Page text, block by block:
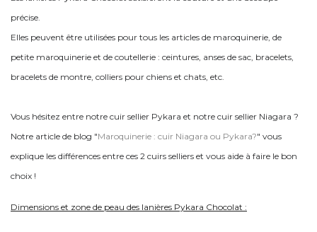
précise.
Elles peuvent être utilisées pour tous les articles de maroquinerie, de
petite maroquinerie et de coutellerie : ceintures, anses de sac, bracelets,
bracelets de montre, colliers pour chiens et chats, etc.
Vous hésitez entre notre cuir sellier Pykara et notre cuir sellier Niagara ?
Notre article de blog "Maroquinerie : cuir Niagara ou Pykara?" vous
explique les différences entre ces 2 cuirs selliers et vous aide à faire le bon
choix !
Dimensions et zone de peau des lanières Pykara Chocolat :